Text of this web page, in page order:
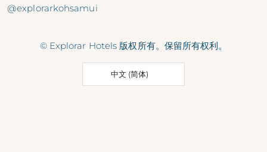
@explorarkohsamui
© Explorar Hotels 版权所有。保留所有权利。
中文 (简体)